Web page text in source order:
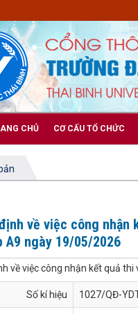
CHỦ CƠ CẤU TỔ CHỨC
về việc công
A9 ngày 19/05/2026
về việc công nhận kết quả
Số kí hiệu 1027/QĐ-